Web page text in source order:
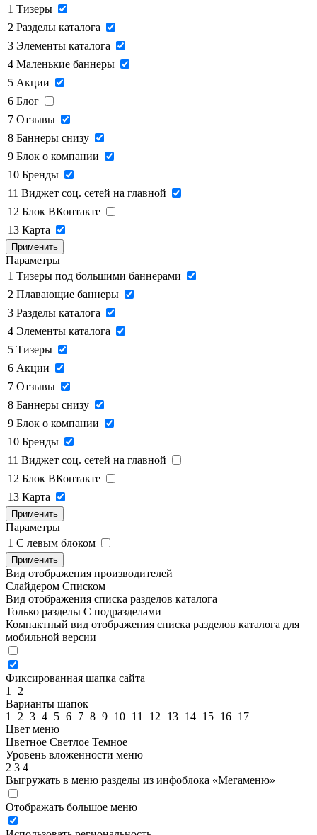
1 Тизеры
2 Разделы каталога
3 Элементы каталога
4 Маленькие баннеры
5 Акции
6 Блог
7 Отзывы
8 Баннеры снизу
9 Блок о компании
10 Бренды
11 Виджет соц. сетей на главной
12 Блок ВКонтакте
13 Карта
Применить
Параметры
1 Тизеры под большими баннерами
2 Плавающие баннеры
3 Разделы каталога
4 Элементы каталога
5 Тизеры
6 Акции
7 Отзывы
8 Баннеры снизу
9 Блок о компании
10 Бренды
11 Виджет соц. сетей на главной
12 Блок ВКонтакте
13 Карта
Применить
Параметры
1 C левым блоком
Применить
Вид отображения производителей
Слайдером Списком
Вид отображения списка разделов каталога
Только разделы С подразделами
Компактный вид отображения списка разделов каталога для
мобильной версии
Фиксированная шапка сайта
1
2
Варианты шапок
1
2 3 4 5 6 7 8 9 10 11 12 13 14 15 16 17
Цвет меню
Цветное Светлое Темное
Уровень вложенности меню
2 3 4
Выгружать в меню разделы из инфоблока «Мегаменю»
Отображать большое меню